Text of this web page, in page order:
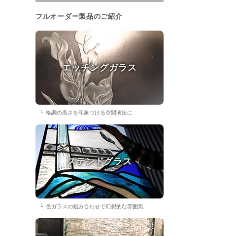
フルオーダー製品のご紹介
エッチングガラス
格調の高さを印象づける空間演出に
ステンドグラス
色ガラスの組み合わせで幻想的な雰囲気